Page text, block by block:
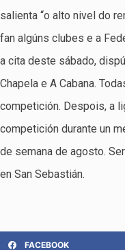
salienta “o alto nivel do
fan algúns clubes e a
a cita deste sábado,
Chapela e A Cabana.
competición. Despois, a
competición durante un
de semana de agosto.
en San Sebastián.
FACEBOOK